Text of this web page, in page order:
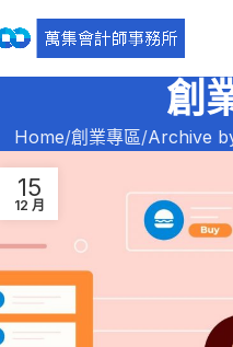
創
Home 創業專區 Archive
15
12 月